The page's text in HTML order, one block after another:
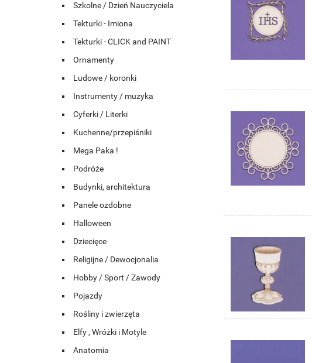
Szkolne / Dzień Nauczyciela
Tekturki - Imiona
Tekturki - CLICK and PAINT
Ornamenty
Ludowe / koronki
Instrumenty / muzyka
Cyferki / Literki
Kuchenne/przepiśniki
Mega Paka !
Podróże
Budynki, architektura
Panele ozdobne
Halloween
Dziecięce
Religijne / Dewocjonalia
Hobby / Sport / Zawody
Pojazdy
Rośliny i zwierzęta
Elfy , Wróżki i Motyle
Anatomia